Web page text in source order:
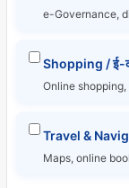
e-Governance,
Shopping / ई-
Online
Travel &
Maps, online